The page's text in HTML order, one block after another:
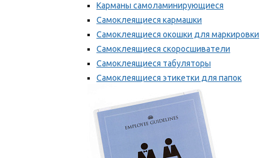
Карманы самоламинирующиеся
Самоклеящиеся кармашки
Самоклеящиеся окошки для маркировки
Самоклеящиеся скоросшиватели
Самоклеящиеся табуляторы
Самоклеящиеся этикетки для папок
Таблички для маркировки
Мы рекомендуем